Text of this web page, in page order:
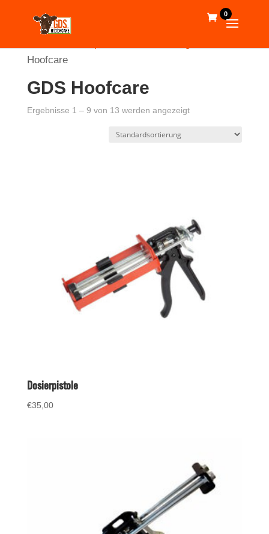
0
Hoofcare
GDS Hoofcare
Ergebnisse 1 – 9 von 13 werden angezeigt
Dosierpistole
€35,00